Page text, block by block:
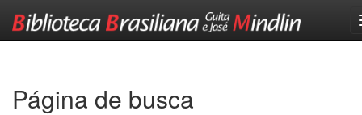
Página de busca